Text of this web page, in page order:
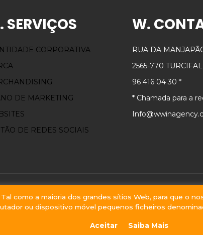
SERVIÇOS
CORPORATIVA
DE MARKETING
DE REDES SOCIAIS
W.
RUA DA
2565-770 TURCIFAL
96 416 04 30 *
* Chamada para a
©
como a maioria dos grandes sítios Web, para que o
ou dispositivo móvel pequenos ficheiros
Aceitar Saiba Mais